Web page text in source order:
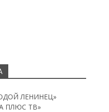
ЛЕНИНЕЦ»
ПЛЮС ТВ»